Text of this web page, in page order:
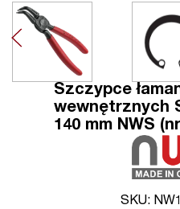
Szczypce
wewnętrznych
140 mm NWS
SKU: